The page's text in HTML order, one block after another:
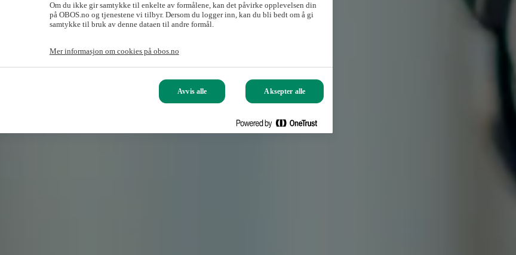
Om du ikke gir samtykke til enkelte av formålene, kan det påvirke opplevelsen din
på OBOS.no og tjenestene vi tilbyr. Dersom du logger inn, kan du bli bedt om å gi
samtykke til bruk av denne dataen til andre formål.
Mer informasjon om cookies på obos.no
Avvis alle Aksepter alle